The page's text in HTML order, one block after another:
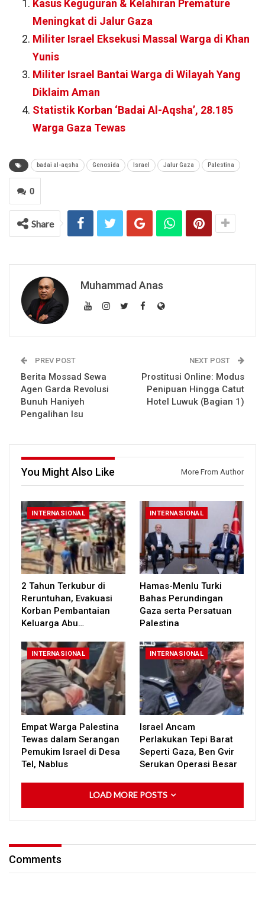
Kasus Keguguran & Kelahiran Premature
Meningkat di Jalur Gaza
Militer Israel Eksekusi Massal Warga di Khan
Yunis
Militer Israel Bantai Warga di Wilayah Yang
Diklaim Aman
Statistik Korban ‘Badai Al-Aqsha’, 28.185
Warga Gaza Tewas
badai al-aqsha Genosida Israel Jalur Gaza Palestina
0
Share
Muhammad Anas
PREV POST
Berita Mossad Sewa
Agen Garda Revolusi
Bunuh Haniyeh
Pengalihan Isu
NEXT POST
Prostitusi Online: Modus
Penipuan Hingga Catut
Hotel Luwuk (Bagian 1)
You Might Also Like More From Author
INTERNASIONAL
2 Tahun Terkubur di
Reruntuhan, Evakuasi
Korban Pembantaian
Keluarga Abu…
INTERNASIONAL
Hamas-Menlu Turki
Bahas Perundingan
Gaza serta Persatuan
Palestina
INTERNASIONAL
Empat Warga Palestina
Tewas dalam Serangan
Pemukim Israel di Desa
Tel, Nablus
INTERNASIONAL
Israel Ancam
Perlakukan Tepi Barat
Seperti Gaza, Ben Gvir
Serukan Operasi Besar
LOAD MORE POSTS
Comments